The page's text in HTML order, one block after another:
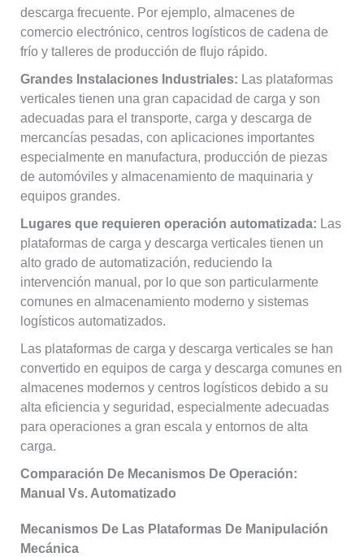
descarga frecuente. Por ejemplo, almacenes de
comercio electrónico, centros logísticos de cadena de
frío y talleres de producción de flujo rápido.
Grandes Instalaciones Industriales: Las plataformas
verticales tienen una gran capacidad de carga y son
adecuadas para el transporte, carga y descarga de
mercancías pesadas, con aplicaciones importantes
especialmente en manufactura, producción de piezas
de automóviles y almacenamiento de maquinaria y
equipos grandes.
Lugares que requieren operación automatizada: Las
plataformas de carga y descarga verticales tienen un
alto grado de automatización, reduciendo la
intervención manual, por lo que son particularmente
comunes en almacenamiento moderno y sistemas
logísticos automatizados.
Las plataformas de carga y descarga verticales se han
convertido en equipos de carga y descarga comunes en
almacenes modernos y centros logísticos debido a su
alta eficiencia y seguridad, especialmente adecuadas
para operaciones a gran escala y entornos de alta
carga.
Comparación De Mecanismos De Operación:
Manual Vs. Automatizado
Mecanismos De Las Plataformas De Manipulación
Mecánica